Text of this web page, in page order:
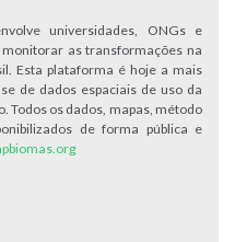
universidades, ONGs e
as transformações na
Esta plataforma é hoje a mais
de dados espaciais de uso da
Todos os dados, mapas, método
de forma pública e